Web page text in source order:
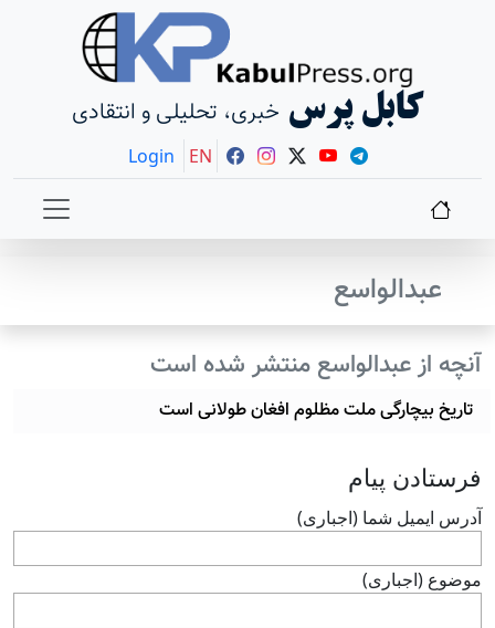
کابل پرس خبری، تحلیلی و انتقادی
Login EN
عبدالواسع
آنچه از عبدالواسع منتشر شده است
تاریخ بیچارگی ملت مظلوم افغان طولانی است
فرستادن پيام
آدرس ايميل شما (اجباری)
موضوع (اجباری)